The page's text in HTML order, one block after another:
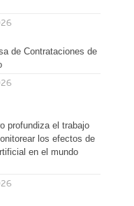
de Contrataciones de
profundiza el trabajo
los efectos de
en el mundo